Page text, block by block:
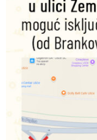
Opis
Odlike ovog
prezentacija
bogat CLIL
podstiču
Young Learners
koja se obrađuje na